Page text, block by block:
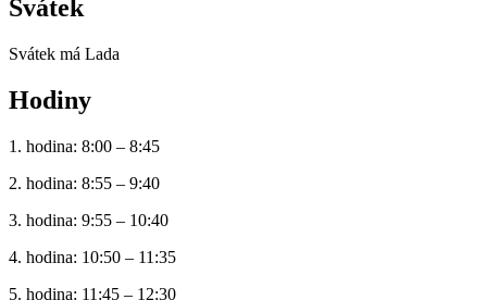
Svátek
Svátek má Lada
Hodiny
1. hodina: 8:00 – 8:45
2. hodina: 8:55 – 9:40
3. hodina: 9:55 – 10:40
4. hodina: 10:50 – 11:35
5. hodina: 11:45 – 12:30